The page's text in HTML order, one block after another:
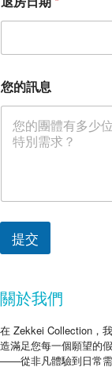
您的訊息
提交
關於我們
在 Zekkei Collection，
造滿足您每一個願望的
——從非凡體驗到日常